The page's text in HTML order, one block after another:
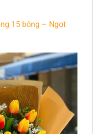
15 bông – Ngọt